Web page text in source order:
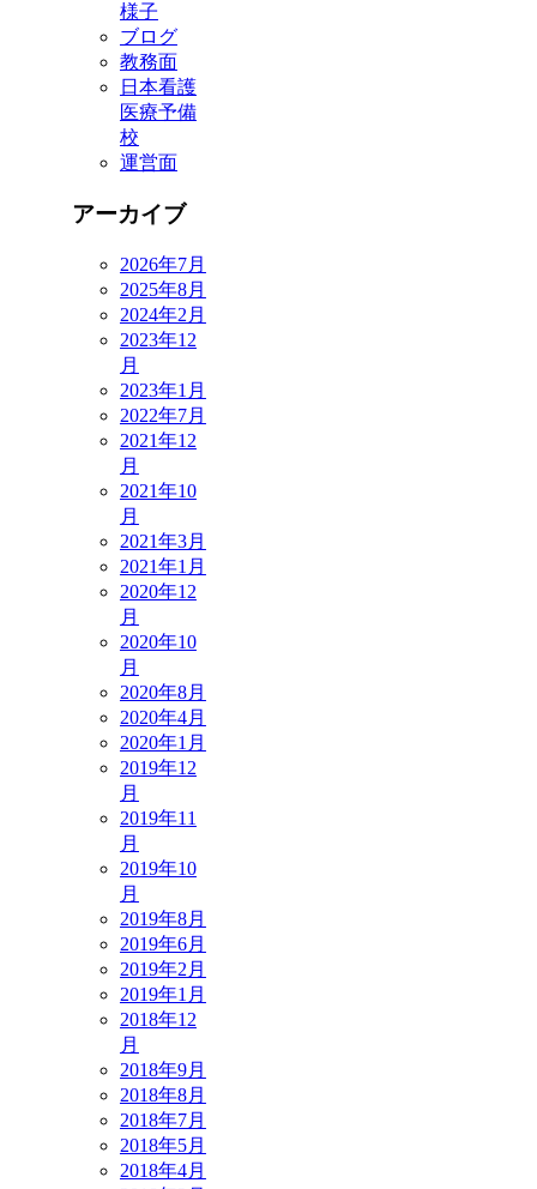
様子
ブログ
教務面
日本看護
医療予備
校
運営面
アーカイブ
2026年7月
2025年8月
2024年2月
2023年12
月
2023年1月
2022年7月
2021年12
月
2021年10
月
2021年3月
2021年1月
2020年12
月
2020年10
月
2020年8月
2020年4月
2020年1月
2019年12
月
2019年11
月
2019年10
月
2019年8月
2019年6月
2019年2月
2019年1月
2018年12
月
2018年9月
2018年8月
2018年7月
2018年5月
2018年4月